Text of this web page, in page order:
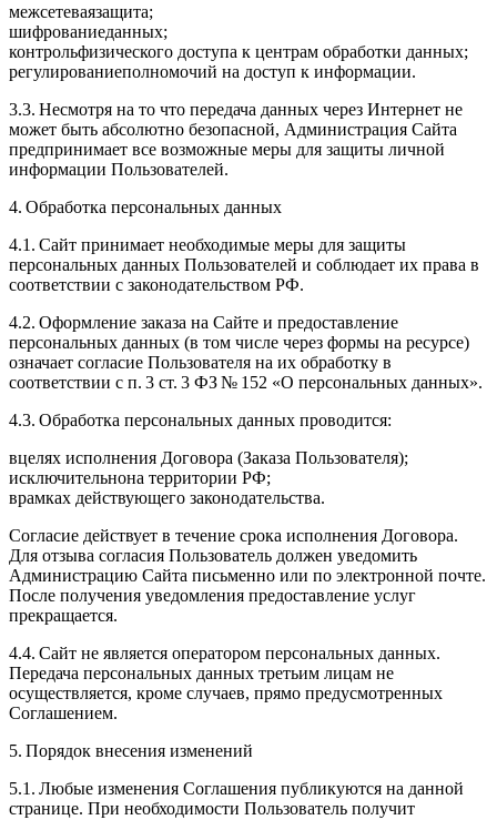
межсетеваязащита;
шифрованиеданных;
контрольфизического доступа к центрам обработки данных;
регулированиеполномочий на доступ к информации.
3.3. Несмотря на то что передача данных через Интернет не
может быть абсолютно безопасной, Администрация Сайта
предпринимает все возможные меры для защиты личной
информации Пользователей.
4. Обработка персональных данных
4.1. Сайт принимает необходимые меры для защиты
персональных данных Пользователей и соблюдает их права в
соответствии с законодательством РФ.
4.2. Оформление заказа на Сайте и предоставление
персональных данных (в том числе через формы на ресурсе)
означает согласие Пользователя на их обработку в
соответствии с п. 3 ст. 3 ФЗ № 152 «О персональных данных».
4.3. Обработка персональных данных проводится:
вцелях исполнения Договора (Заказа Пользователя);
исключительнона территории РФ;
врамках действующего законодательства.
Согласие действует в течение срока исполнения Договора.
Для отзыва согласия Пользователь должен уведомить
Администрацию Сайта письменно или по электронной почте.
После получения уведомления предоставление услуг
прекращается.
4.4. Сайт не является оператором персональных данных.
Передача персональных данных третьим лицам не
осуществляется, кроме случаев, прямо предусмотренных
Соглашением.
5. Порядок внесения изменений
5.1. Любые изменения Соглашения публикуются на данной
странице. При необходимости Пользователь получит